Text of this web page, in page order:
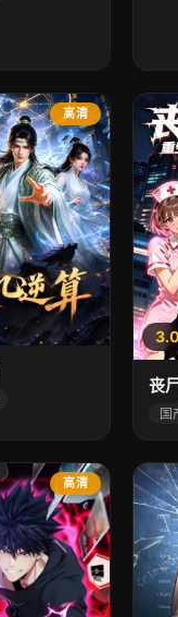
高清
3.0
国
高清